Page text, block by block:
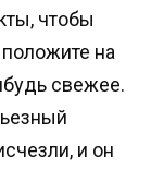
чтобы
на
свежее.
и он